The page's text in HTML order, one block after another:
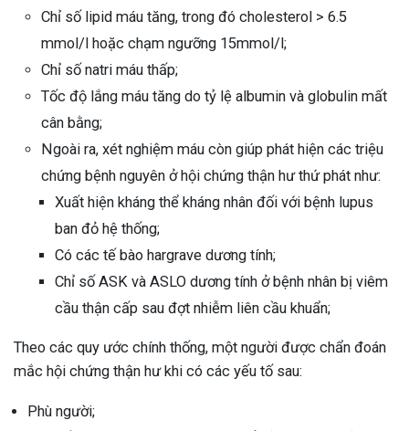
Chỉ số lipid máu tăng, trong đó cholesterol > 6.5
mmol/l hoặc chạm ngưỡng 15mmol/l;
Chỉ số natri máu thấp;
Tốc độ lắng máu tăng do tỷ lệ albumin và globulin mất
cân bằng;
Ngoài ra, xét nghiệm máu còn giúp phát hiện các triệu
chứng bệnh nguyên ở hội chứng thận hư thứ phát như:
Xuất hiện kháng thể kháng nhân đối với bệnh lupus
ban đỏ hệ thống;
Có các tế bào hargrave dương tính;
Chỉ số ASK và ASLO dương tính ở bệnh nhân bị viêm
cầu thận cấp sau đợt nhiễm liên cầu khuẩn;
Theo các quy ước chính thống, một người được chẩn đoán
mắc hội chứng thận hư khi có các yếu tố sau:
Phù người;